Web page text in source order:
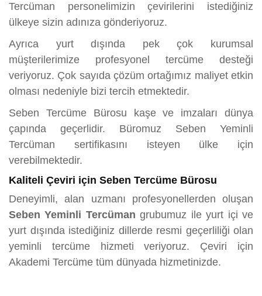
Tercüman personelimizin çevirilerini istediğiniz
ülkeye sizin adınıza gönderiyoruz.
Ayrıca yurt dışında pek çok kurumsal
müşterilerimize profesyonel tercüme desteği
veriyoruz. Çok sayıda çözüm ortağımız maliyet etkin
olması nedeniyle bizi tercih etmektedir.
Seben Tercüme Bürosu kaşe ve imzaları dünya
çapında geçerlidir. Büromuz Seben Yeminli
Tercüman sertifikasını isteyen ülke için
verebilmektedir.
Kaliteli Çeviri için Seben Tercüme Bürosu
Deneyimli, alan uzmanı profesyonellerden oluşan
Seben Yeminli Tercüman grubumuz ile yurt içi ve
yurt dışında istediğiniz dillerde resmi geçerliliği olan
yeminli tercüme hizmeti veriyoruz. Çeviri için
Akademi Tercüme tüm dünyada hizmetinizde.